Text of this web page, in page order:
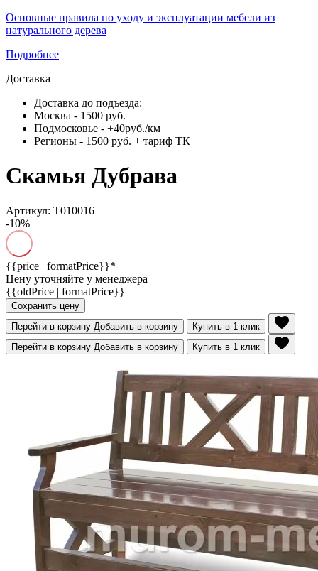
Основные правила по уходу и эксплуатации мебели из
натурального дерева
Подробнее
Доставка
Доставка до подъезда:
Москва - 1500 руб.
Подмосковье - +40руб./км
Регионы - 1500 руб. + тариф ТК
Скамья Дубрава
Артикул: Т010016
-10%
{{price | formatPrice}}*
Цену уточняйте у менеджера
{{oldPrice | formatPrice}}
Сохранить цену
Перейти в корзину Добавить в корзину
Купить в 1 клик
Перейти в корзину Добавить в корзину Купить в 1 клик